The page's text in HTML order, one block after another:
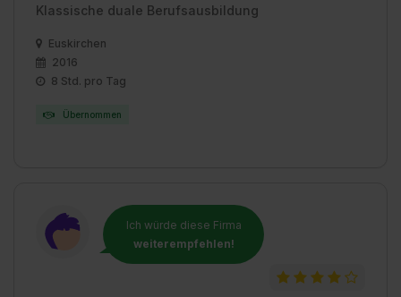
Klassische duale Berufsausbildung
Euskirchen
2016
8 Std. pro Tag
Übernommen
Ich würde diese Firma
weiterempfehlen!